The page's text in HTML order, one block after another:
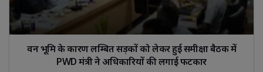
वन भूमि के कारण लम्बित सड़कों को लेकर हुई समीक्षा बैठक में
PWD मंत्री ने अधिकारियों की लगाई फटकार